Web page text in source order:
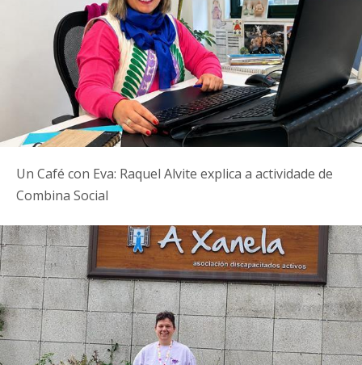
Un Café con Eva: Raquel Alvite explica a actividade de
Combina Social